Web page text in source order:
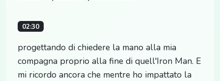
02:30
progettando di chiedere la mano alla mia
compagna proprio alla fine di quell'Iron Man. E
mi ricordo ancora che mentre ho impattato la